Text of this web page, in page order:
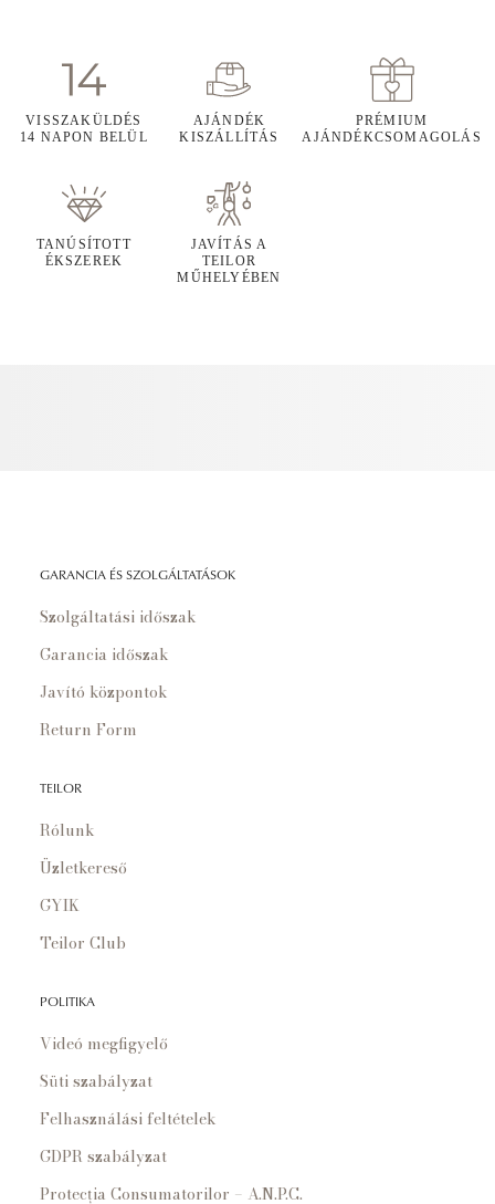
VISSZAKÜLDÉS
14 NAPON BELÜL
AJÁNDÉK
KISZÁLLÍTÁS
PRÉMIUM
AJÁNDÉKCSOMAGOLÁS
TANÚSÍTOTT
ÉKSZEREK
JAVÍTÁS A
TEILOR
MŰHELYÉBEN
GARANCIA ÉS SZOLGÁLTATÁSOK
Szolgáltatási időszak
Garancia időszak
Javító központok
Return Form
TEILOR
Rólunk
Üzletkereső
GYIK
Teilor Club
POLITIKA
Videó megfigyelő
Süti szabályzat
Felhasználási feltételek
GDPR szabályzat
Protecția Consumatorilor – A.N.P.C.